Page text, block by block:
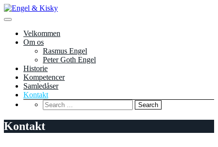
Videre
til
Engel & Kisky
Velkommen
Om os
Rasmus Engel
Peter Goth Engel
Historie
Kompetencer
Samledåser
Kontakt
Kontakt